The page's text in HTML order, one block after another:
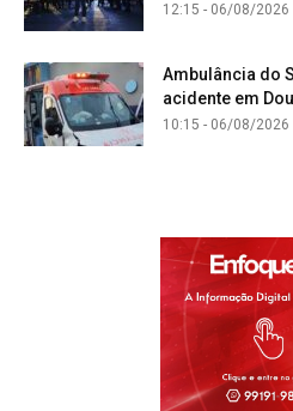
12:15 - 06/08/2026
Ambulância do
acidente em
10:15 - 06/08/2026